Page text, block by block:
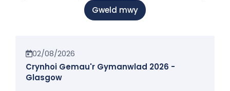
Gweld mwy
Newyddion
02/08/2026
Crynhoi Gemau'r Gymanwlad 2026 -
Glasgow